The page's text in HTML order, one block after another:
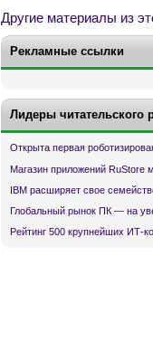
Другие материалы из
Рекламные ссылки
Лидеры читательского
Открыта первая
Магазин приложений RuStore
IBM расширяет свое
Глобальный рынок ПК — на
Рейтинг 500 крупнейших ИТ-